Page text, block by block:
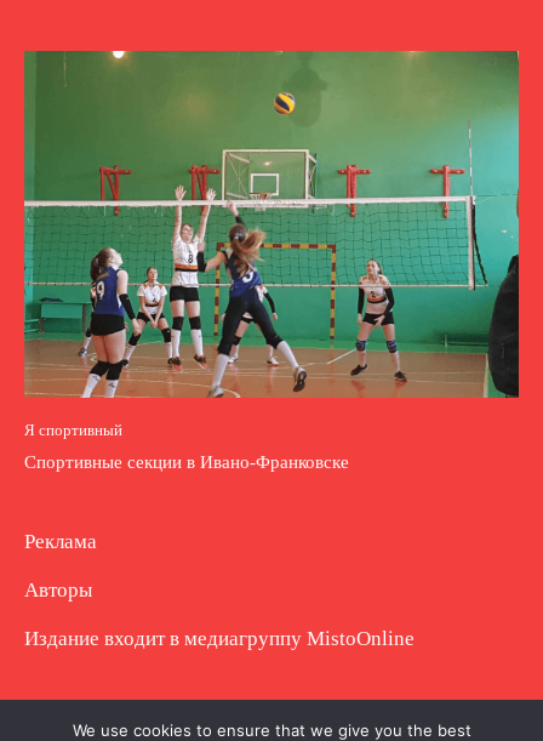
Я спортивный
Спортивные секции в Ивано-Франковске
Реклама
Авторы
Издание входит в медиагруппу MistoOnline
Copyright © Полное использование материала
We use cookies to ensure that we give you the best